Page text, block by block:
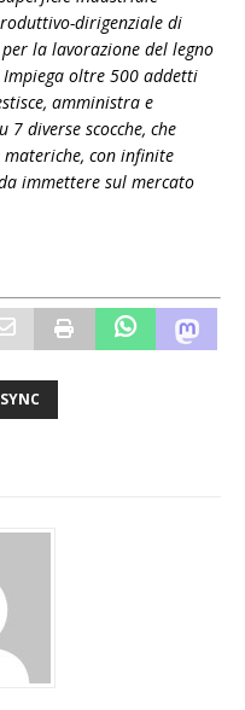
dirigenziale di
la lavorazione del legno
Impiega oltre 500 addetti
amministra e
diverse scocche, che
con infinite
immettere sul mercato